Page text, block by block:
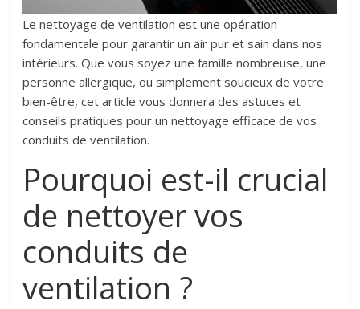
Le nettoyage de ventilation est une opération
fondamentale pour garantir un air pur et sain dans nos
intérieurs. Que vous soyez une famille nombreuse, une
personne allergique, ou simplement soucieux de votre
bien-être, cet article vous donnera des astuces et
conseils pratiques pour un nettoyage efficace de vos
conduits de ventilation.
Pourquoi est-il crucial
de nettoyer vos
conduits de
ventilation ?